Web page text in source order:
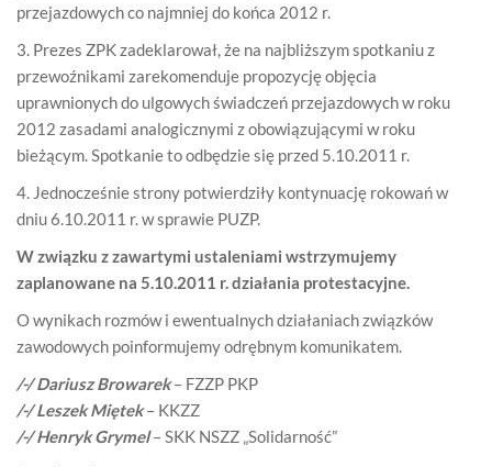
przejazdowych co najmniej do końca 2012 r.
3. Prezes ZPK zadeklarował, że na najbliższym spotkaniu z
przewoźnikami zarekomenduje propozycję objęcia
uprawnionych do ulgowych świadczeń przejazdowych w roku
2012 zasadami analogicznymi z obowiązującymi w roku
bieżącym. Spotkanie to odbędzie się przed 5.10.2011 r.
4. Jednocześnie strony potwierdziły kontynuację rokowań w
dniu 6.10.2011 r. w sprawie PUZP.
W związku z zawartymi ustaleniami wstrzymujemy
zaplanowane na 5.10.2011 r. działania protestacyjne.
O wynikach rozmów i ewentualnych działaniach związków
zawodowych poinformujemy odrębnym komunikatem.
/-/ Dariusz Browarek– FZZP PKP
/-/ Leszek Miętek– KKZZ
/-/ Henryk Grymel– SKK NSZZ „Solidarność”